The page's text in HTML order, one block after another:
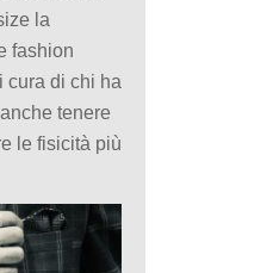
la
fashion
cura di chi ha
tenere
le fisicità più